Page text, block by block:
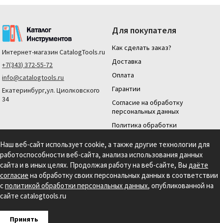
Интернет-магазин CatalogTools.ru
+7(343) 372-55-72
info@catalogtools.ru
Екатеринбург,ул. Циолковского
34
Для покупателя
Как сделать заказ?
Доставка
Оплата
Гарантии
Согласие на обработку
персональных данных
Политика обработки
Для юридических лиц
На нашем сайте мы используем cookie для сбора информации технического
характера. Продолжая использовать этот сайт, вы даете согласие на
использование файлов cookies и обработку персональных данных в соответствии с
Политикой обработки персональных данных.Информация на сайте носит
справочный характер и не является публичной офертой, определяемой
положениями статьи 437 гражданского кодекса РФ.
Наш веб-сайт использует cookie, а также другие технологии для
работоспособности веб-сайта, анализа использования данных
сайта и в иных целях. Продолжая работу на веб-сайте, Вы даёте
согласие на обработку своих персональных данных в соответствии
сполитикой обработки персональных данных, опубликованной на
сайте catalogtools.ru
Принять